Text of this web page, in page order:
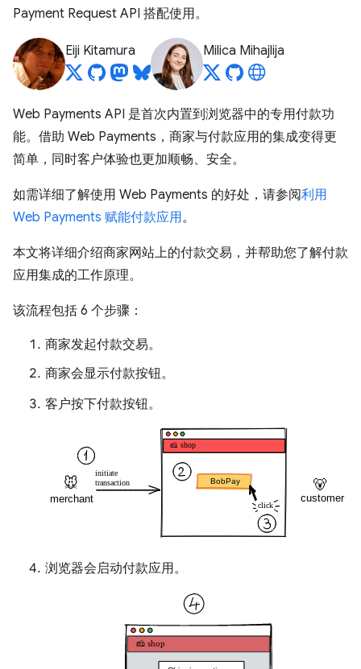
Payment Request API 搭配使用。
Eiji Kitamura Milica Mihajlija
Web Payments API 是首次内置到浏览器中的专用付款功
能。借助 Web Payments，商家与付款应用的集成变得更
简单，同时客户体验也更加顺畅、安全。
如需详细了解使用 Web Payments 的好处，请参阅利用
Web Payments 赋能付款应用。
本文将详细介绍商家网站上的付款交易，并帮助您了解付款
应用集成的工作原理。
该流程包括 6 个步骤：
商家发起付款交易。
商家会显示付款按钮。
客户按下付款按钮。
浏览器会启动付款应用。